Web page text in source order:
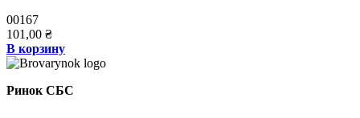
00167
101,00 ₴
В корзину
Ринок СБС